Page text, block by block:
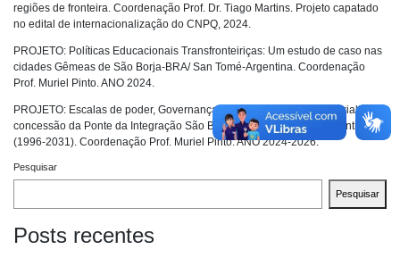
regiões de fronteira. Coordenação Prof. Dr. Tiago Martins. Projeto capatado
no edital de internacionalização do CNPQ, 2024.
PROJETO: Políticas Educacionais Transfronteiriças: Um estudo de caso nas
cidades Gêmeas de São Borja-BRA/ San Tomé-Argentina. Coordenação
Prof. Muriel Pinto. ANO 2024.
PROJETO: Escalas de poder, Governança e desenvolvimento territorial na
concessão da Ponte da Integração São Borja-Brasil/ San Tomé-Argentina
(1996-2031). Coordenação Prof. Muriel Pinto. ANO 2024-2026.
Pesquisar
Pesquisar
Posts recentes